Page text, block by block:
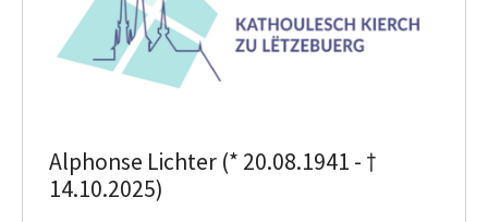
Alphonse Lichter (* 20.08.1941 - †
14.10.2025)